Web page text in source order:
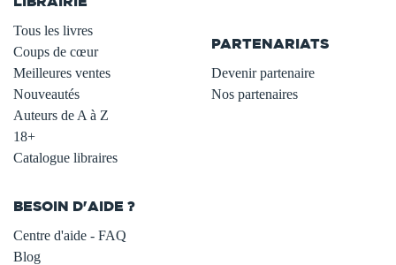
Tous les livres
Coups de cœur
Meilleures ventes
Nouveautés
Auteurs de A à Z
18+
Catalogue libraires
PARTENARIATS
Devenir partenaire
Nos partenaires
BESOIN D'AIDE ?
Centre d'aide - FAQ
Blog